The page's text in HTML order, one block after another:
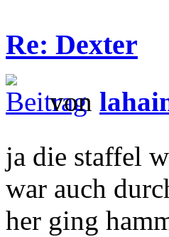
Re: Dexter
von
ja die staffel
war auch
her ging